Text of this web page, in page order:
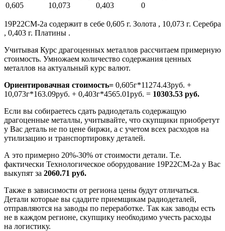
0,605
10,073 0,403 0
19Р22СМ-2а содержит в себе 0,605 г. Золота , 10,073 г. Серебра
, 0,403 г. Платины .
Учитывая Курс драгоценных металлов рассчитаем примерную
стоимость. Умножаем количество содержания ценных
металлов на актуальный курс валют.
Ориентировачная стоимость= 0,605г*11274.43руб. +
10,073г*163.09руб. + 0,403г*4565.01руб. = 10303.53 руб.
Если вы собираетесь сдать радиодеталь содержащую
драгоценные металлы, учитывайте, что скупщики приобретут
у Вас деталь не по цене биржи, а с учетом всех расходов на
утилизацию и транспортировку деталей.
А это примерно 20%-30% от стоимости детали. Т.е.
фактически Технологическое оборудование 19Р22СМ-2а у Вас
выкупят за 2060.71 руб.
Также в зависимости от региона цены будут отличаться.
Детали которые вы сдадите приемщикам радиодеталей,
отправляются на заводы по переработке. Так как заводы есть
не в каждом регионе, скупщику необходимо учесть расходы
на логистику.